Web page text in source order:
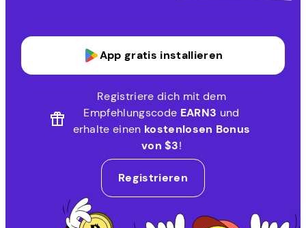
App gratis installieren
Registriere dich mit dem
Empfehlungscode EARN3 und
erhalte einen kostenlosen Bonus
von $3!
Registrieren